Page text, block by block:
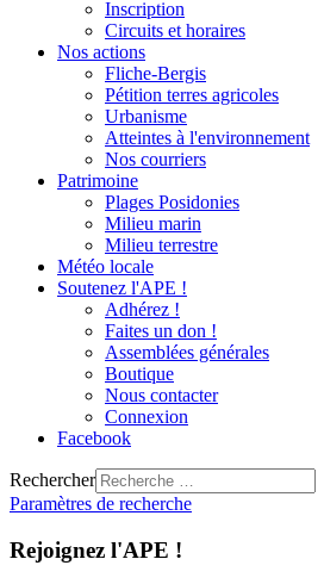
Inscription
Circuits et horaires
Nos actions
Fliche-Bergis
Pétition terres agricoles
Urbanisme
Atteintes à l'environnement
Nos courriers
Patrimoine
Plages Posidonies
Milieu marin
Milieu terrestre
Météo locale
Soutenez l'APE !
Adhérez !
Faites un don !
Assemblées générales
Boutique
Nous contacter
Connexion
Facebook
Rechercher
Paramètres de recherche
Rejoignez l'APE !